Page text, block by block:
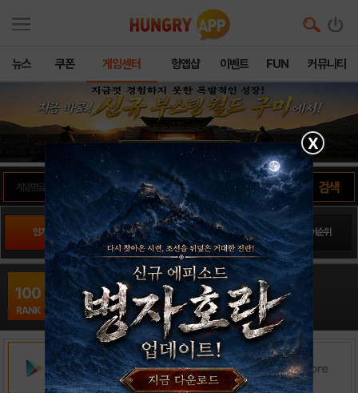
뉴스 쿠폰 게임센터 헝앱샵 이벤트 FUN 커뮤니티
인기게임 팬사이트순위 PLAY스토어순위 앱스토어순위
100
RANK
냥냥 시노비16
캐쥬얼 / CookApps
출시일: 0000-00-00
X